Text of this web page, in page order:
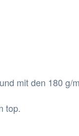
mit den 180 g/
top.